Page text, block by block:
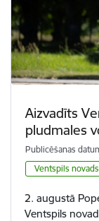
Aizvadīts
pludmales
Publicēšanas
Ventspils novads
2. augustā
Ventspils